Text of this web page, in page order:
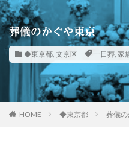
葬儀のかぐや東京
◆東京都, 文京区 一日葬, 家
HOME ◆東京都 葬儀